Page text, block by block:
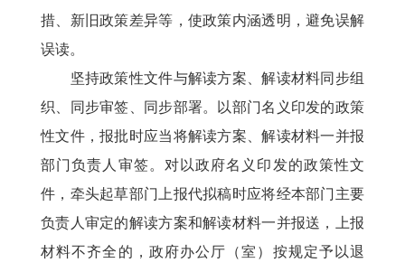
措、新旧政策差异等，使政策内涵透明，避免误解
误读。
坚持政策性文件与解读方案、解读材料同步组
织、同步审签、同步部署。以部门名义印发的政策
性文件，报批时应当将解读方案、解读材料一并报
部门负责人审签。对以政府名义印发的政策性文
件，牵头起草部门上报代拟稿时应将经本部门主要
负责人审定的解读方案和解读材料一并报送，上报
材料不齐全的，政府办公厅（室）按规定予以退